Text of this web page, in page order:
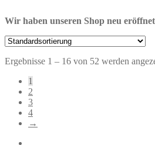
Wir haben unseren Shop neu
Ergebnisse 1 – 16 von 52 werden
1
2
3
4
→